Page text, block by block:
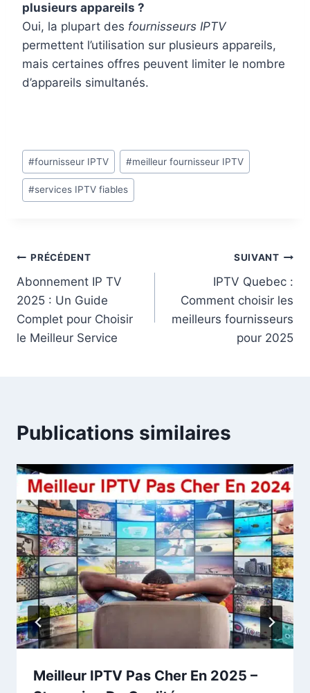
plusieurs appareils ?
Oui, la plupart des fournisseurs IPTV
permettent l’utilisation sur plusieurs appareils,
mais certaines offres peuvent limiter le nombre
d’appareils simultanés.
#fournisseur IPTV #meilleur fournisseur IPTV
#services IPTV fiables
PRÉCÉDENT
Abonnement IP TV
2025 : Un Guide
Complet pour Choisir
le Meilleur Service
SUIVANT
IPTV Quebec :
Comment choisir les
meilleurs fournisseurs
pour 2025
Publications similaires
Meilleur IPTV Pas Cher En 2025 –